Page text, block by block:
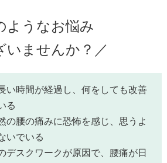
ようなお悩み
いませんか？／
い時間が経過し、何をしても改善
る
の腰の痛みに恐怖を感じ、思うよ
いでいる
デスクワークが原因で、腰痛が日